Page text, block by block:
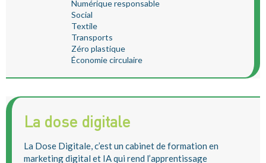
Numérique responsable
Social
Textile
Transports
Zéro plastique
Économie circulaire
La dose digitale
La Dose Digitale, c’est un cabinet de formation en
marketing digital et IA qui rend l’apprentissage